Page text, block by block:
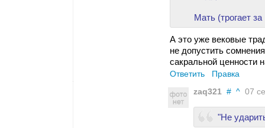
Мать (трогает
А это уже вековые
не допустить
сакральной ценности
Ответить
Правка
zaq321 # ^ 07
"Не